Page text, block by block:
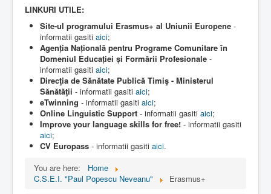
LINKURI UTILE:
Site-ul programului Erasmus+ al Uniunii Europene -
informatii gasiti aici;
Agenția Națională pentru Programe Comunitare în
Domeniul Educației și Formării Profesionale -
informatii gasiti aici;
Direcţia de Sănătate Publică Timiş - Ministerul
Sănătăţii - informatii gasiti aici;
eTwinning - informatii gasiti aici;
Online Linguistic Support - informatii gasiti aici;
Improve your language skills for free! - informatii gasiti
aici;
CV Europass - informatii gasiti aici.
You are here:
Home
C.S.E.I. "Paul Popescu Neveanu"
Erasmus+